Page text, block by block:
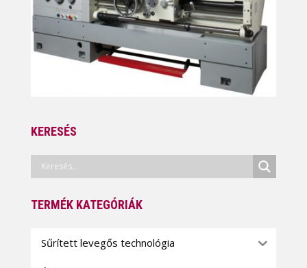
KERESÉS
TERMÉK KATEGÓRIÁK
Sűrített levegős technológia